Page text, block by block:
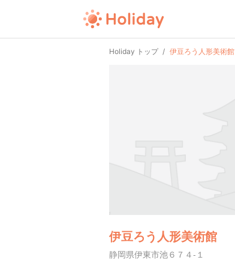
Holiday トップ 伊豆ろう人形美術館
伊豆ろう人形美術館
静岡県伊東市池６７４-１